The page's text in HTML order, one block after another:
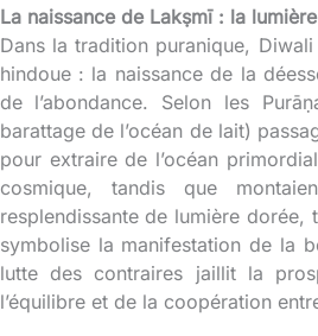
La naissance de Lakṣmī : la
Dans la tradition puranique,
hindoue : la naissance de la
de l’abondance. Selon les
barattage de l’océan de lait)
pour extraire de l’océan
cosmique, tandis que
resplendissante de lumière dorée,
symbolise la manifestation de la
lutte des contraires jaillit la
l’équilibre et de la coopération